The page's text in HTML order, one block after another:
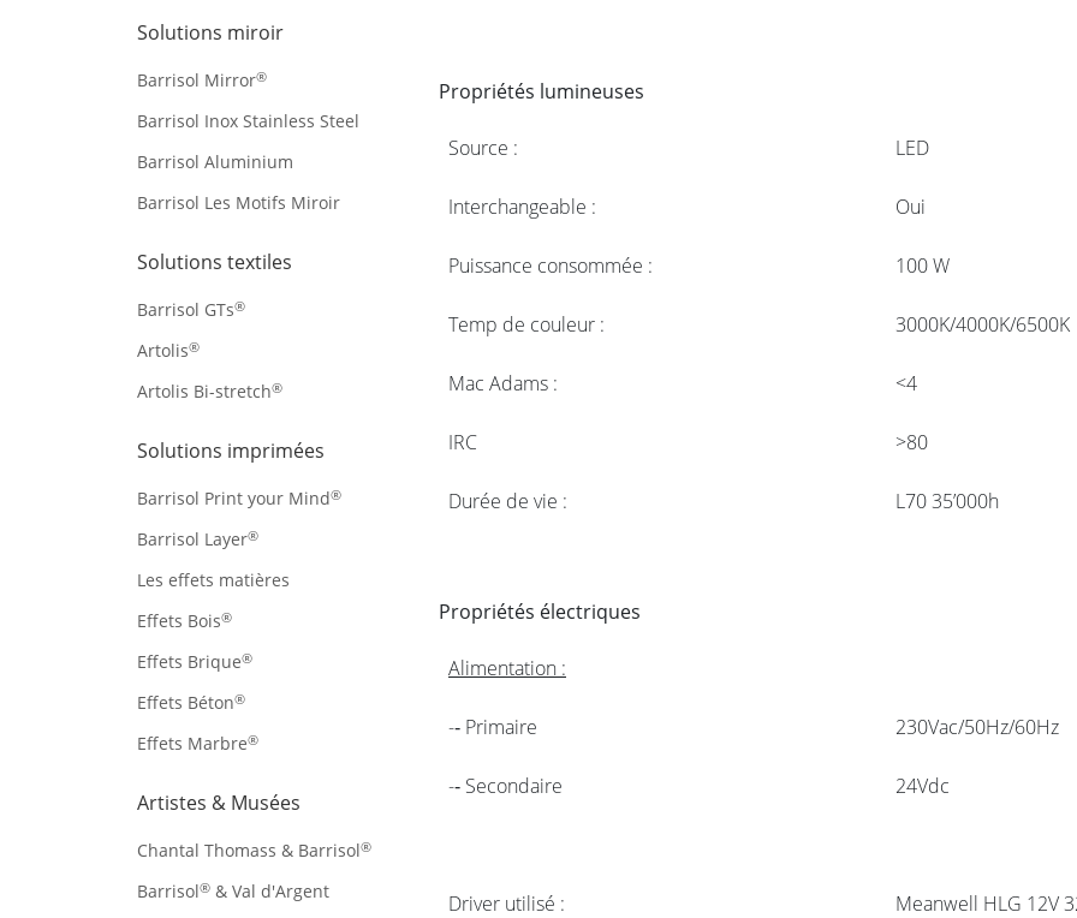
Solutions miroir
Barrisol Mirror®
Barrisol Inox Stainless Steel
Barrisol Aluminium
Barrisol Les Motifs Miroir
Solutions textiles
Barrisol GTs®
Artolis®
Artolis Bi-stretch®
Solutions imprimées
Barrisol Print your Mind®
Barrisol Layer®
Les effets matières
Effets Bois®
Effets Brique®
Effets Béton®
Effets Marbre®
Artistes & Musées
Chantal Thomass & Barrisol®
Barrisol® & Val d'Argent
Propriétés lumineuses
Source : LED
Interchangeable : Oui
Puissance consommée : 100 W
Temp de couleur : 3000K/4000K/6500K
Mac Adams : <4
IRC >80
Durée de vie : L70 35’000h
Propriétés électriques
Alimentation :
-­‐ Primaire 230Vac/50Hz/60Hz
-­‐ Secondaire 24Vdc
Driver utilisé : Meanwell HLG 12V